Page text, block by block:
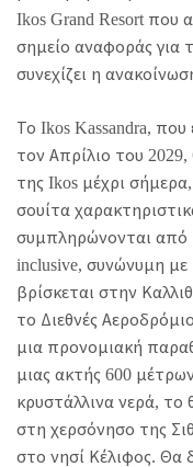
Ikos Grand Resort που
σημείο αναφοράς για
συνεχίζει η
Το Ikos Kassandra, που
τον Απρίλιο του 2029,
της Ikos μέχρι
σουίτα
συμπληρώνονται από
inclusive, συνώνυμη με
βρίσκεται στην
το Διεθνές
μια προνομιακή
μιας ακτής 600
κρυστάλλινα νερά, το
στη χερσόνησο της
στο νησί Κέλιφος. Θα